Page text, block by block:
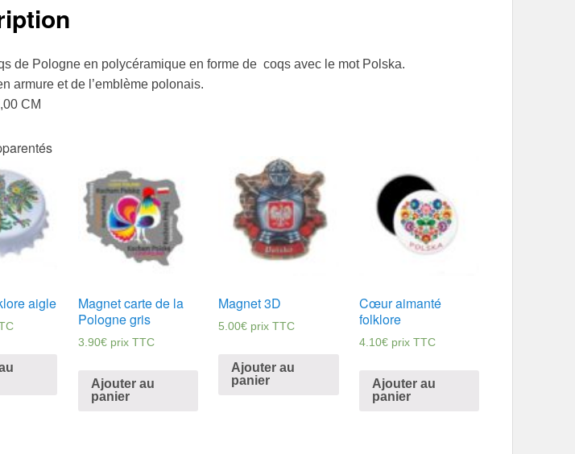
de Pologne en polycéramique en forme de coqs avec le mot Polska.
armure et de l’emblème polonais.
CM
aigle
Magnet carte de la
Pologne gris
3.90€ prix TTC
Ajouter au
panier
Magnet 3D
5.00€ prix TTC
Ajouter au
panier
Cœur aimanté
folklore
4.10€ prix TTC
Ajouter au
panier